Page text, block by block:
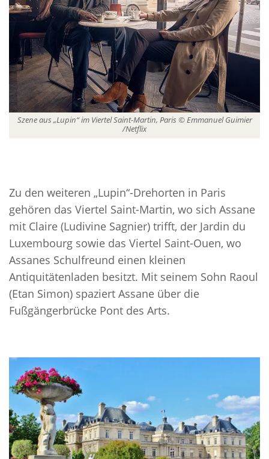
Szene aus „Lupin“ im Viertel Saint-Martin, Paris © Emmanuel Guimier
/Netflix
Zu den weiteren „Lupin“-Drehorten in Paris
gehören das Viertel Saint-Martin, wo sich Assane
mit Claire (Ludivine Sagnier) trifft, der Jardin du
Luxembourg sowie das Viertel Saint-Ouen, wo
Assanes Schulfreund einen kleinen
Antiquitätenladen besitzt. Mit seinem Sohn Raoul
(Etan Simon) spaziert Assane über die
Fußgängerbrücke Pont des Arts.